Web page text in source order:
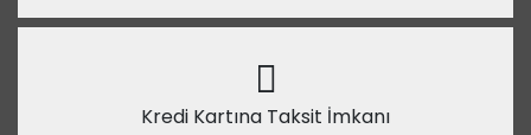
Kredi Kartına Taksit İmkanı